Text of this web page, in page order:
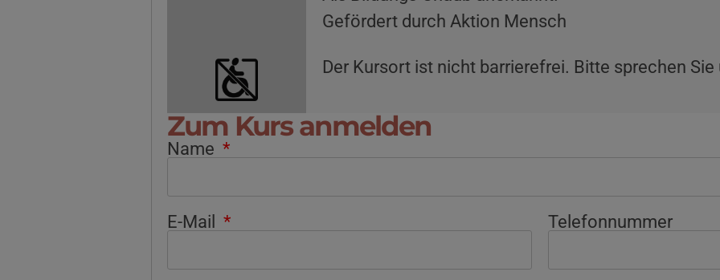
Gefördert durch Aktion Mensch
Der Kursort ist nicht barrierefrei. Bitte sprechen Sie
Zum Kurs anmelden
Name
E-Mail Telefonnummer